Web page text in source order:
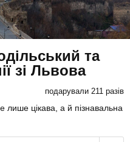
та
зі Львова
подарували 211 разів
лише цікава, а й пізнавальна